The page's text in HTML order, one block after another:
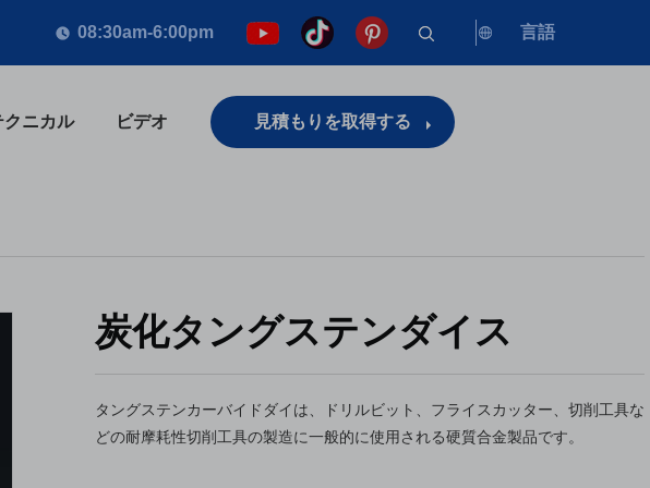
08:30am-6:00pm 言語
クニカル ビデオ 見積もりを取得する
炭化タングステンダイス
タングステンカーバイドダイは、ドリルビット、フライスカッター、切削工具な
どの耐摩耗性切削工具の製造に一般的に使用される硬質合金製品です。